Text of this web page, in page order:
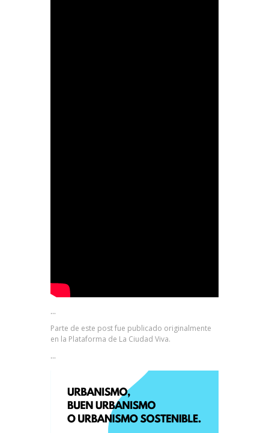
…
Parte de este post fue publicado originalmente
en la Plataforma de La Ciudad Viva.
…